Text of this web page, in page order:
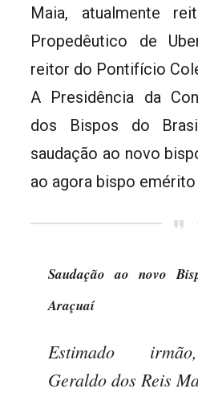
Maia, atualmente
Propedêutico de
reitor do Pontifício
A Presidência da
dos Bispos do
saudação ao novo
ao agora bispo emérito
Saudação ao novo
Araçuaí
Estimado
Geraldo dos Reis